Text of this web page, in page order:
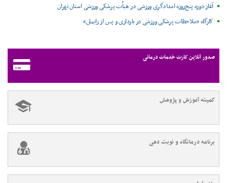
آغاز دوره پنج‌روزه امدادگری ورزشی در هیأت پزشکی ورزشی استان تهران
کارگاه «ملاحظات پزشکی ورزشی در بارداری و پس از زایمان»
صدور آنلاین کارت خدمات درمانی
کمیته آموزش و پژوهش
برنامه درمانگاه و نوبت دهی